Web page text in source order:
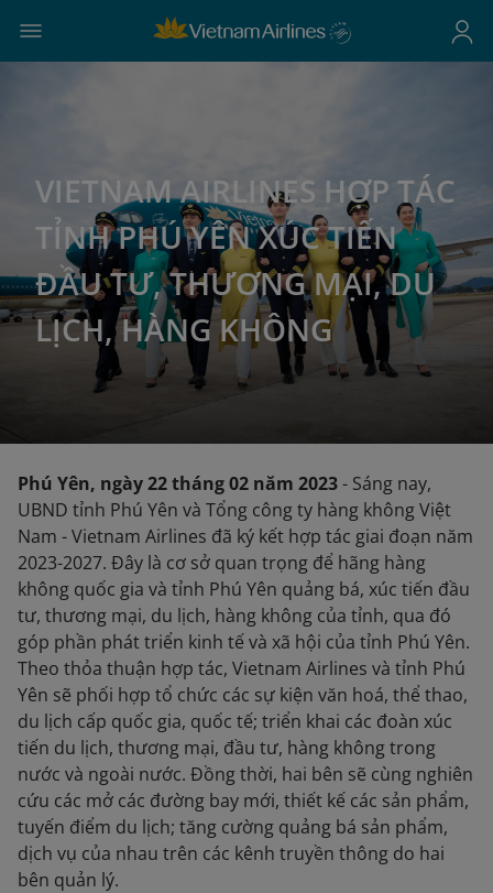
VIETNAM AIRLINES HỢP TÁC
TỈNH PHÚ YÊN XÚC TIẾN
ĐẦU TƯ, THƯƠNG MẠI, DU
LỊCH, HÀNG KHÔNG
Phú Yên, ngày 22 tháng 02 năm 2023- Sáng nay,
UBND tỉnh Phú Yên và Tổng công ty hàng không Việt
Nam - Vietnam Airlines đã ký kết hợp tác giai đoạn năm
2023-2027. Đây là cơ sở quan trọng để hãng hàng
không quốc gia và tỉnh Phú Yên quảng bá, xúc tiến đầu
tư, thương mại, du lịch, hàng không của tỉnh, qua đó
góp phần phát triển kinh tế và xã hội của tỉnh Phú Yên.
Theo thỏa thuận hợp tác, Vietnam Airlines và tỉnh Phú
Yên sẽ phối hợp tổ chức các sự kiện văn hoá, thể thao,
du lịch cấp quốc gia, quốc tế; triển khai các đoàn xúc
tiến du lịch, thương mại, đầu tư, hàng không trong
nước và ngoài nước. Đồng thời, hai bên sẽ cùng nghiên
cứu các mở các đường bay mới, thiết kế các sản phẩm,
tuyến điểm du lịch; tăng cường quảng bá sản phẩm,
dịch vụ của nhau trên các kênh truyền thông do hai
bên quản lý.